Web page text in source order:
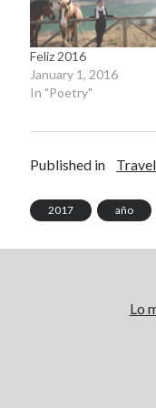
November 2008
October 2008
September 2008
Feliz 2016
January 1, 2016
In "Poetry"
Published in Travel
2017 año
Lo